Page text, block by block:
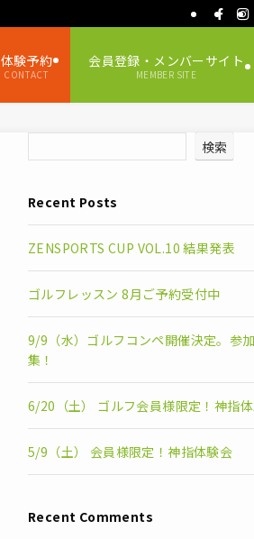
体験予約
CONTACT
会員登録・メンバーサイト
MEMBER SITE
検索
Recent Posts
ZENSPORTS CUP VOL.10 結果発表
ゴルフレッスン 8月ご予約受付中
9/9（水）ゴルフコンペ開催決定。参
集！
6/20（土） ゴルフ会員様限定！神指
5/9（土） 会員様限定！神指体験会
Recent Comments